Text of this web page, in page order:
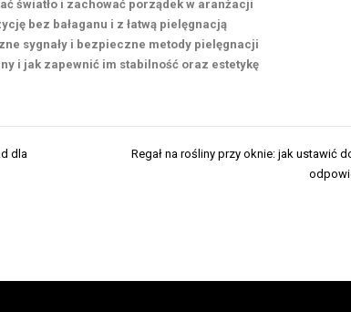
światło i zachować porządek w aranżacji
bez bałaganu i z łatwą pielęgnacją
sygnały i bezpieczne metody pielęgnacji
i jak zapewnić im stabilność oraz estetykę
dla
Regał na rośliny przy oknie: jak ustawić